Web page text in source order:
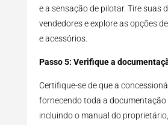
e a sensação de pilotar. Tire suas
vendedores e explore as opções
e acessórios.
Passo 5: Verifique a
Certifique-se de que a
fornecendo toda a documentação
incluindo o manual do